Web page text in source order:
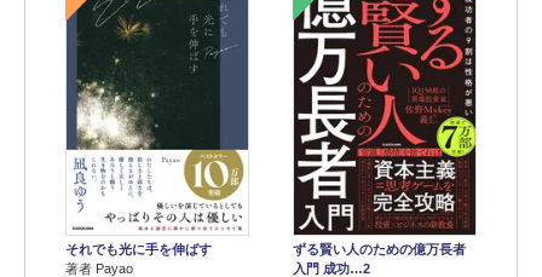
それでも光に手を伸ばす
著者 Payao
ずる賢い人のための億万長者
入門 成功…2